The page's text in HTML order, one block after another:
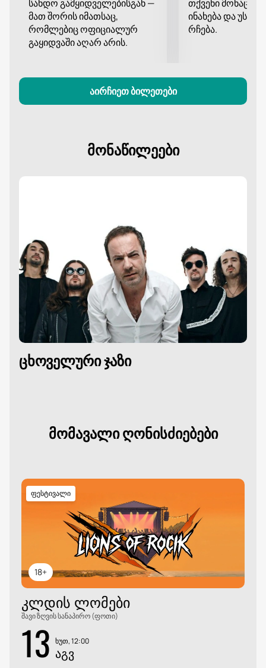
სანდო გამყიდველებისგან —
მათ შორის იმათსაც,
რომლებიც ოფიციალურ
გაყიდვაში აღარ არის.
თქვენი
ინახება და
რჩება.
აირჩიეთ ბილეთები
მონაწილეები
ცხოველური ჯაზი
მომავალი ღონისძიებები
18+
ფესტივალი
ᲙᲚᲓᲘᲡ ᲚᲝᲛᲔᲑᲘ
შავი ზღვის სანაპირო (ფოთი)
13 ხუთ, 12:00
ᲐᲒᲕ